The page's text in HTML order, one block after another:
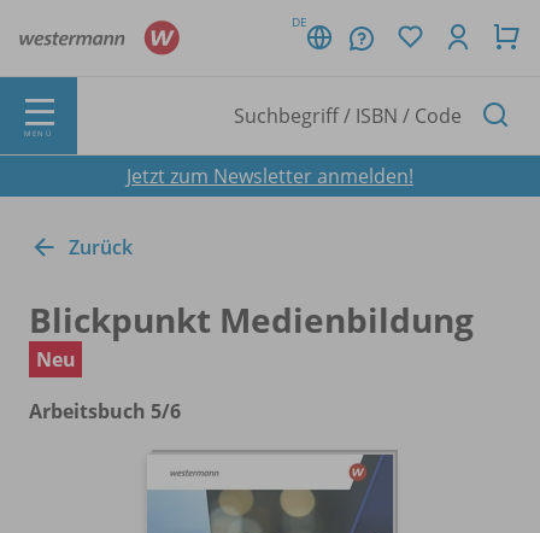
DE
MENÜ
Jetzt zum Newsletter anmelden!
Zurück
Blickpunkt Medienbildung
Neu
Arbeitsbuch 5/6